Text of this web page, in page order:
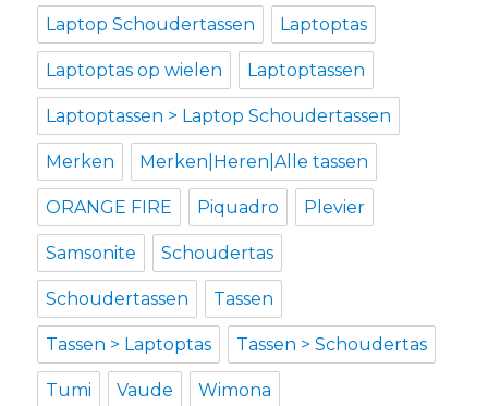
Laptop Schoudertassen Laptoptas
Laptoptas op wielen Laptoptassen
Laptoptassen > Laptop Schoudertassen
Merken Merken|Heren|Alle tassen
ORANGE FIRE Piquadro Plevier
Samsonite Schoudertas
Schoudertassen Tassen
Tassen > Laptoptas Tassen > Schoudertas
Tumi Vaude Wimona